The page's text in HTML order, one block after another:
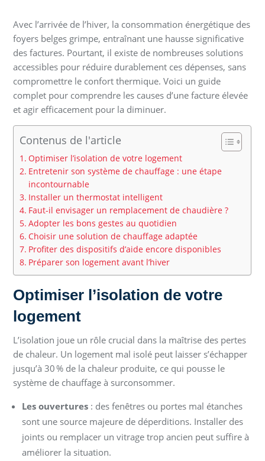
Avec l’arrivée de l’hiver, la consommation énergétique des
foyers belges grimpe, entraînant une hausse significative
des factures. Pourtant, il existe de nombreuses solutions
accessibles pour réduire durablement ces dépenses, sans
compromettre le confort thermique. Voici un guide
complet pour comprendre les causes d’une facture élevée
et agir efficacement pour la diminuer.
Contenus de l'article
Optimiser l’isolation de votre logement
Entretenir son système de chauffage : une étape
incontournable
Installer un thermostat intelligent
Faut-il envisager un remplacement de chaudière ?
Adopter les bons gestes au quotidien
Choisir une solution de chauffage adaptée
Profiter des dispositifs d’aide encore disponibles
Préparer son logement avant l’hiver
Optimiser l’isolation de votre
logement
L’isolation joue un rôle crucial dans la maîtrise des pertes
de chaleur. Un logement mal isolé peut laisser s’échapper
jusqu’à 30 % de la chaleur produite, ce qui pousse le
système de chauffage à surconsommer.
Les ouvertures : des fenêtres ou portes mal étanches
sont une source majeure de déperditions. Installer des
joints ou remplacer un vitrage trop ancien peut suffire à
améliorer la situation.